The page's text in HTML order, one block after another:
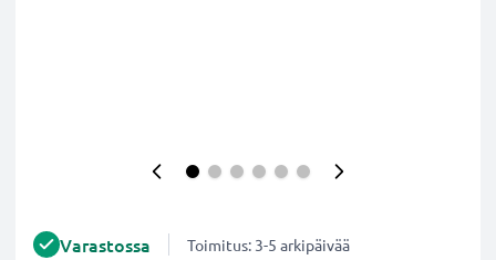
Varastossa Toimitus: 3-5 arkipäivää